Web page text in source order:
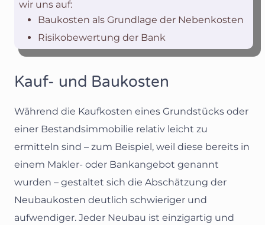
wir uns auf:
Baukosten als Grundlage der Nebenkosten
Risikobewertung der Bank
Kauf- und Baukosten
Während die Kaufkosten eines Grundstücks oder
einer Bestandsimmobilie relativ leicht zu
ermitteln sind – zum Beispiel, weil diese bereits in
einem Makler- oder Bankangebot genannt
wurden – gestaltet sich die Abschätzung der
Neubaukosten deutlich schwieriger und
aufwendiger. Jeder Neubau ist einzigartig und